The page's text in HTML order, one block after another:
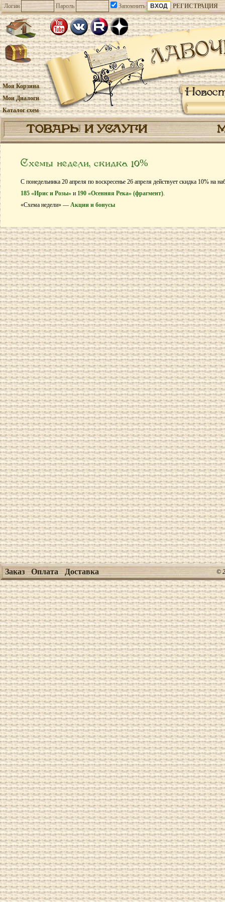
Логин Пароль Запомнить РЕГИСТРАЦИЯ
Моя Корзина
Мои Диалоги
Каталог схем
ТОВАРЫ И УСЛУГИ
Схемы недели, скидка 10%
С понедельника 20 апреля по воскресенье 26 апреля действует скидка 10% на
185 «Ирис и Розы» и 190 «Осенняя Река» (фрагмент).
«Схема недели» — Акции и бонусы
Заказ Оплата Доставка ©